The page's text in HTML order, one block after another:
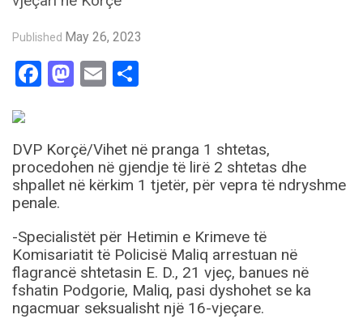
Published May 26, 2023
Facebook
Mastodon
Email
DVP Korçë/Vihet në pranga 1 shtetas,
procedohen në gjendje të lirë 2 shtetas dhe
shpallet në kërkim 1 tjetër, për vepra të ndryshme
penale.
-Specialistët për Hetimin e Krimeve të
Komisariatit të Policisë Maliq arrestuan në
flagrancë shtetasin E. D., 21 vjeç, banues në
fshatin Podgorie, Maliq, pasi dyshohet se ka
ngacmuar seksualisht një 16-vjeçare.